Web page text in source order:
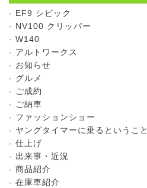
EF9 シビック
NV100 クリッパー
W140
アルトワークス
お知らせ
グルメ
ご成約
ご納車
ファッションショー
ヤングタイマーに乗るということ
仕上げ
出来事・近況
商品紹介
在庫車紹介